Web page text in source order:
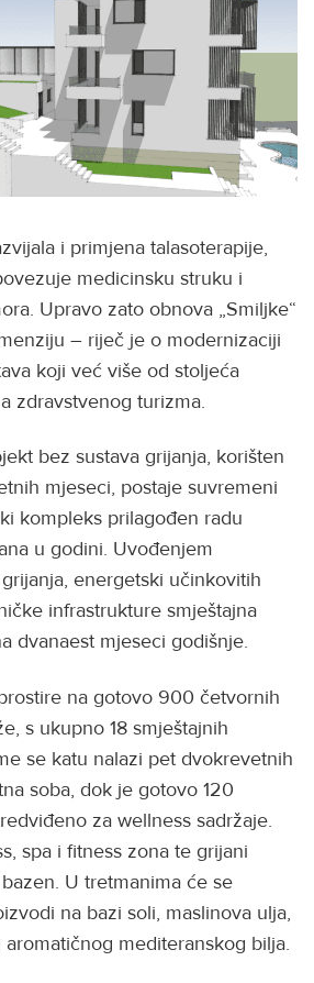
i primjena talasoterapije,
medicinsku struku i
Upravo zato obnova „Smiljke“
– riječ je o modernizaciji
koji već više od stoljeća
zdravstvenog turizma.
bez sustava grijanja, korišten
mjeseci, postaje suvremeni
kompleks prilagođen radu
u godini. Uvođenjem
energetski učinkovitih
infrastrukture smještajna
dvanaest mjeseci godišnje.
na gotovo 900 četvornih
s ukupno 18 smještajnih
se katu nalazi pet dvokrevetnih
soba, dok je gotovo 120
za wellness sadržaje.
spa i fitness zona te grijani
U tretmanima će se
na bazi soli, maslinova ulja,
mediteranskog bilja.